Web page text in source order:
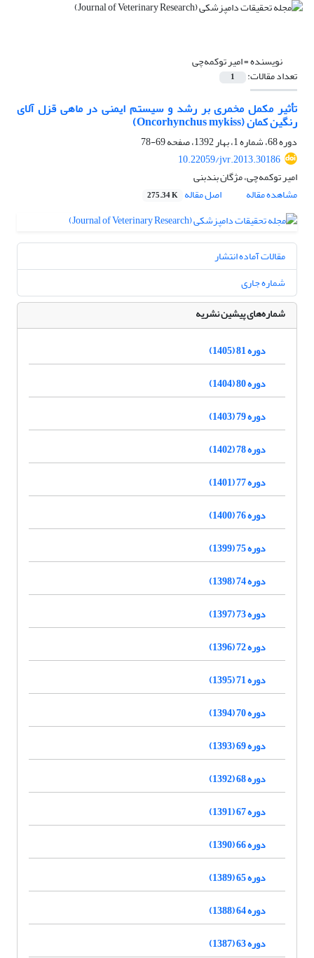
نویسنده =امیر توکمه‌چی
تعداد مقالات: 1
تأثیر مکمل مخمری بر رشد و سیستم ایمنی در ماهی قزل آلای
رنگین کمان ‌(Oncorhynchus mykiss)‌
دوره 68، شماره 1، بهار 1392، صفحه
69-78
10.22059/jvr.2013.30186
امیر توکمه‌چی، مژگان بندبنی
مشاهده مقاله
اصل مقاله 275.34 K
مقالات آماده انتشار
شماره جاری
شماره‌های پیشین نشریه
دوره 81 (1405)
دوره 80 (1404)
دوره 79 (1403)
دوره 78 (1402)
دوره 77 (1401)
دوره 76 (1400)
دوره 75 (1399)
دوره 74 (1398)
دوره 73 (1397)
دوره 72 (1396)
دوره 71 (1395)
دوره 70 (1394)
دوره 69 (1393)
دوره 68 (1392)
دوره 67 (1391)
دوره 66 (1390)
دوره 65 (1389)
دوره 64 (1388)
دوره 63 (1387)